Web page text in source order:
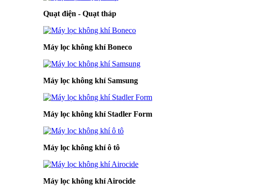
Quạt điện - Quạt tháp
Máy lọc không khí Boneco
Máy lọc không khí Samsung
Máy lọc không khí Stadler Form
Máy lọc không khí ô tô
Máy lọc không khí Airocide